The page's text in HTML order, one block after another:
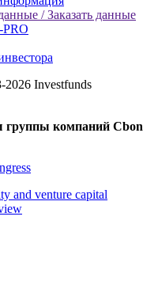
/ Заказать данные
PRO
Investfunds
группы компаний
and venture capital